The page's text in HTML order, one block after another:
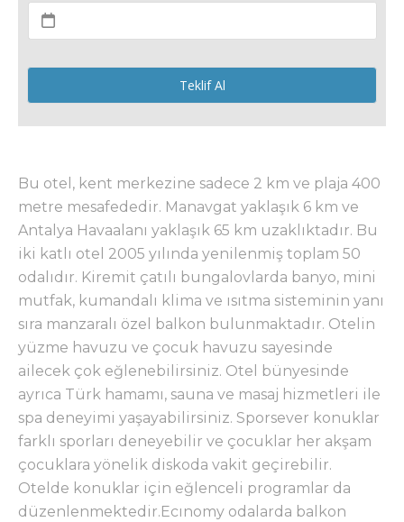
Teklif Al
Bu otel, kent merkezine sadece 2 km ve plaja 400
metre mesafededir. Manavgat yaklaşık 6 km ve
Antalya Havaalanı yaklaşık 65 km uzaklıktadır. Bu
iki katlı otel 2005 yılında yenilenmiş toplam 50
odalıdır. Kiremit çatılı bungalovlarda banyo, mini
mutfak, kumandalı klima ve ısıtma sisteminin yanı
sıra manzaralı özel balkon bulunmaktadır. Otelin
yüzme havuzu ve çocuk havuzu sayesinde
ailecek çok eğlenebilirsiniz. Otel bünyesinde
ayrıca Türk hamamı, sauna ve masaj hizmetleri ile
spa deneyimi yaşayabilirsiniz. Sporsever konuklar
farklı sporları deneyebilir ve çocuklar her akşam
çocuklara yönelik diskoda vakit geçirebilir.
Otelde konuklar için eğlenceli programlar da
düzenlenmektedir.Ecınomy odalarda balkon